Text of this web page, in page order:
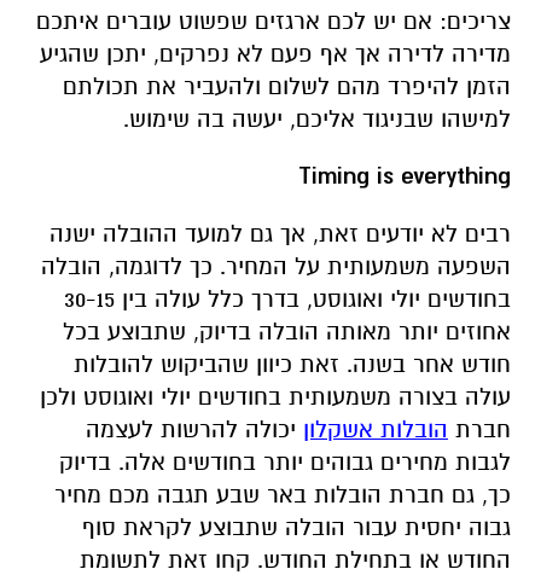
צריכים: אם יש לכם ארגזים שפשוט עוברים איתכם
מדירה לדירה אך אף פעם לא נפרקים, יתכן שהגיע
הזמן להיפרד מהם לשלום ולהעביר את תכולתם
למישהו שבניגוד אליכם, יעשה בה שימוש.
Timing is everything
רבים לא יודעים זאת, אך גם למועד ההובלה ישנה
השפעה משמעותית על המחיר. כך לדוגמה, הובלה
בחודשים יולי ואוגוסט, בדרך כלל עולה בין 30-15
אחוזים יותר מאותה הובלה בדיוק, שתבוצע בכל
חודש אחר בשנה. זאת כיוון שהביקוש להובלות
עולה בצורה משמעותית בחודשים יולי ואוגוסט ולכן
חברת הובלות אשקלון יכולה להרשות לעצמה
לגבות מחירים גבוהים יותר בחודשים אלה. בדיוק
כך, גם חברת הובלות באר שבע תגבה מכם מחיר
גבוה יחסית עבור הובלה שתבוצע לקראת סוף
החודש או בתחילת החודש. קחו זאת לתשומת